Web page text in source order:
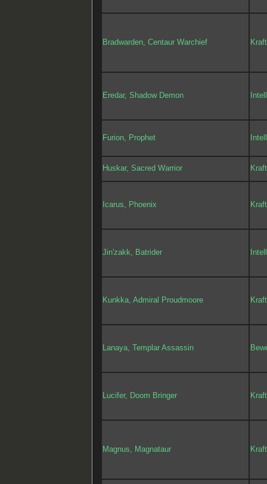
Bradwarden, Centaur Warchief Kraft
Eredar, Shadow Demon
Furion, Prophet
Huskar, Sacred Warrior Kraft
Icarus, Phoenix Kraft
Jin'zakk, Batrider
Kunkka, Admiral Proudmoore Kraft
Lanaya, Templar Assassin
Lucifer, Doom Bringer Kraft
Magnus, Magnataur Kraft